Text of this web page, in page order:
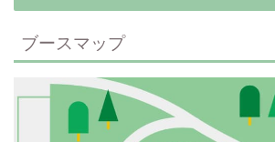
ブースマップ